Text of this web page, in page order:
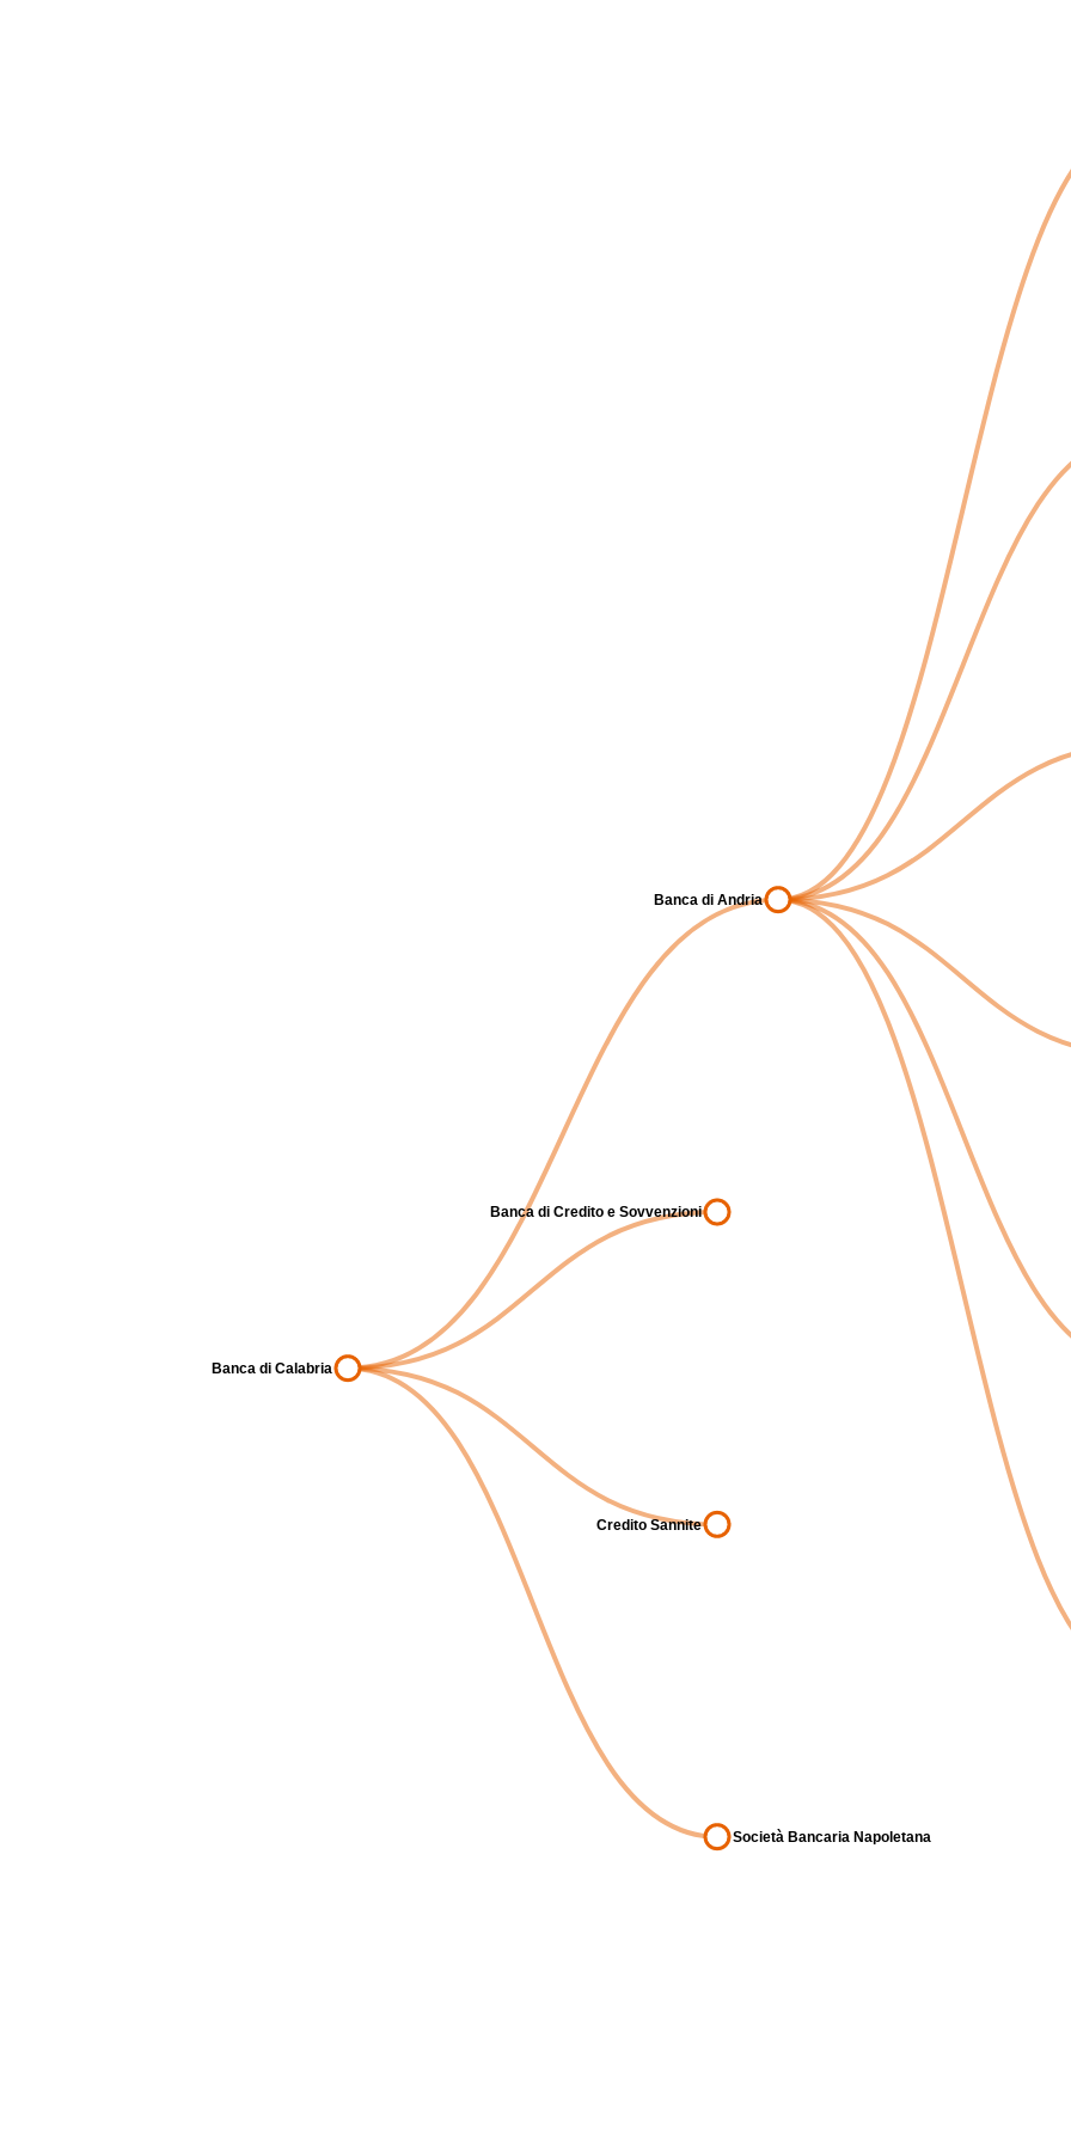
Società Bancaria Napoletana
Credito Sannite
Banca di Credito e Sovvenzioni
Banca di Andria
Banca di Calabria